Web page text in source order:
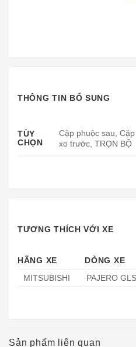
THÔNG TIN BỔ SUNG
TÙY
CHỌN
Cặp phuộc sau,
xo trước, TRỌN BỘ
TƯƠNG THÍCH VỚI XE
HÃNG XE DÒNG XE
MITSUBISHI
PAJERO
Sản phẩm liên quan